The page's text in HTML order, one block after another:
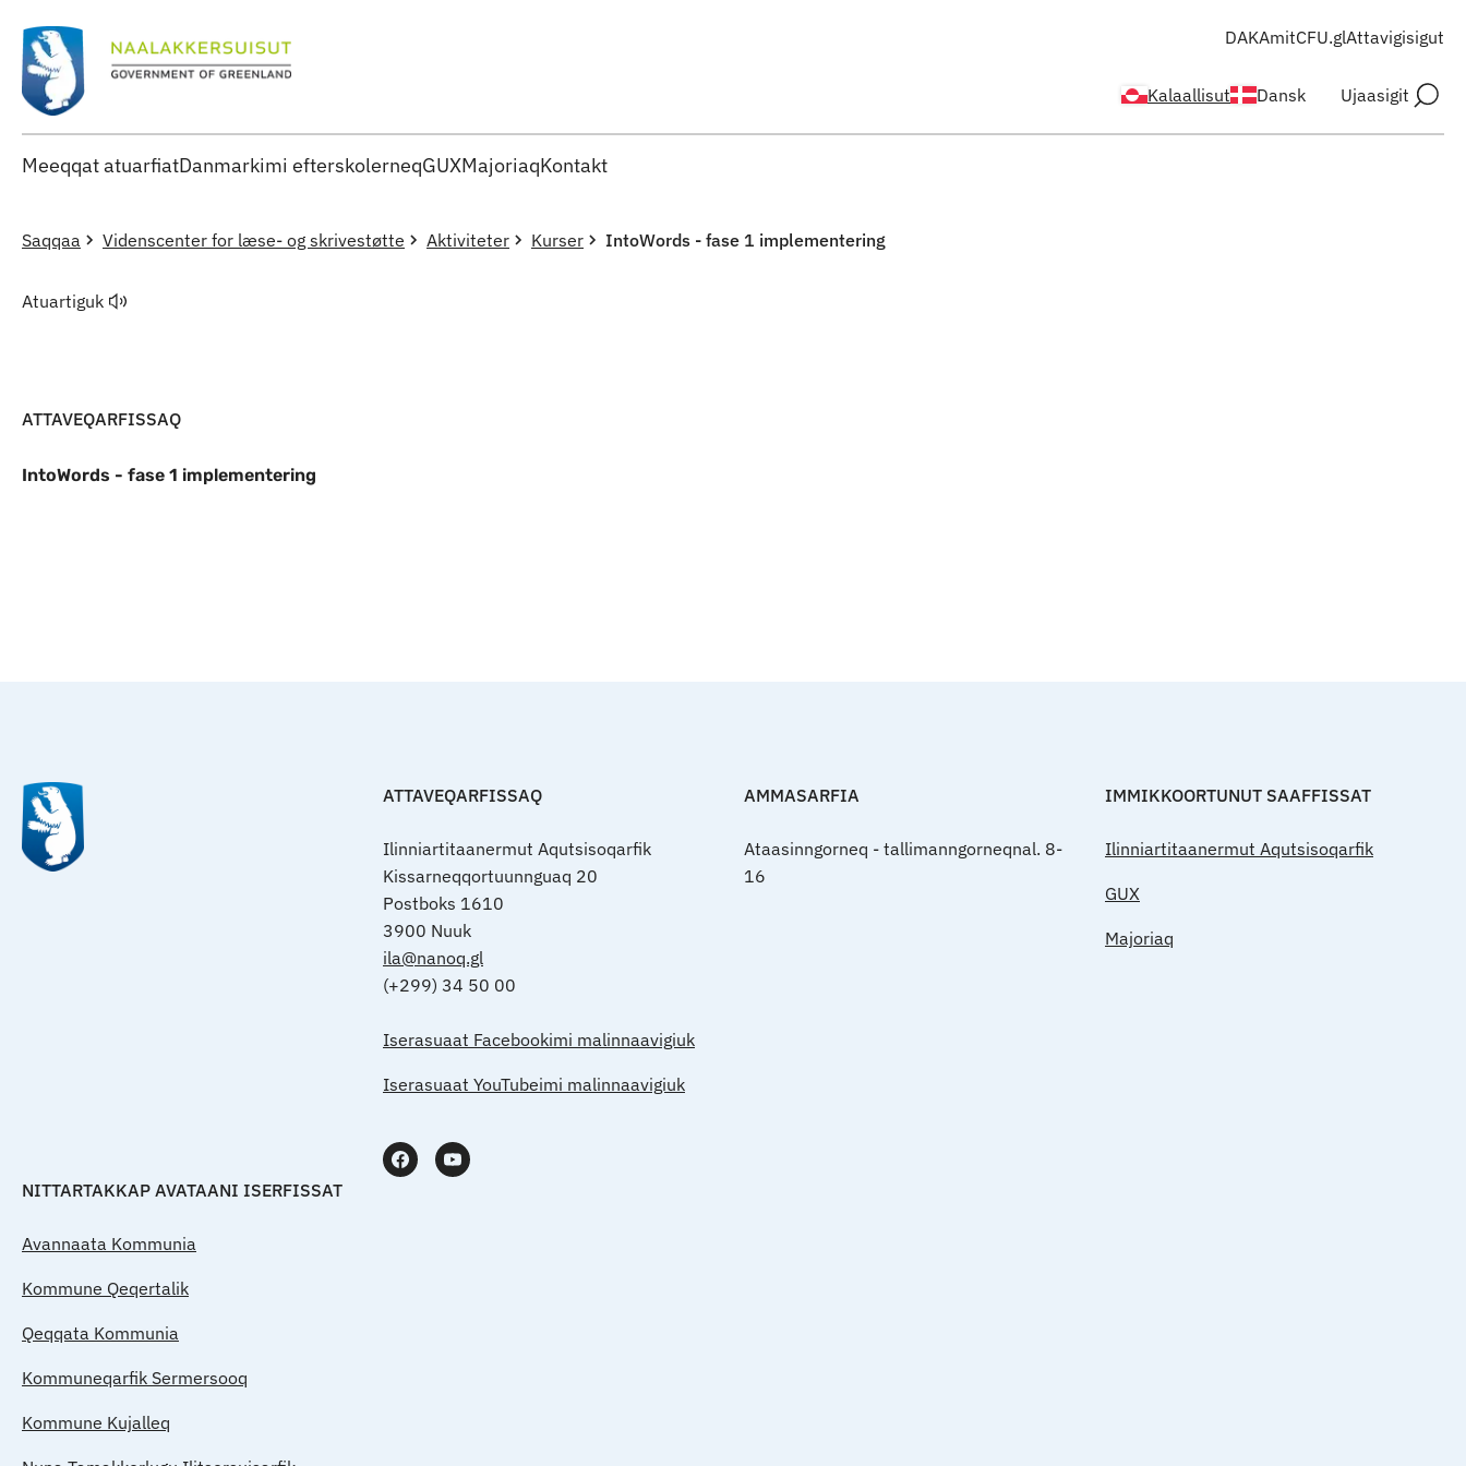
Kalaallisut Dansk Ujaasigit
DAKAmitCFU.glAttavigisigut
Meeqqat atuarfiatDanmarkimi efterskolerneqGUXMajoriaqKontakt
Saqqaa Videnscenter for læse- og skrivestøtte Aktiviteter Kurser IntoWords - fase 1 implementering
Atuartiguk
ATTAVEQARFISSAQ
IntoWords - fase 1 implementering
ATTAVEQARFISSAQ
Ilinniartitaanermut Aqutsisoqarfik
Kissarneqqortuunnguaq 20
Postboks 1610
3900 Nuuk
ila@nanoq.gl
(+299) 34 50 00
Iserasuaat Facebookimi malinnaavigiuk
Iserasuaat YouTubeimi malinnaavigiuk
AMMASARFIA
Ataasinngorneq - tallimanngorneqnal. 8-
16
IMMIKKOORTUNUT SAAFFISSAT
Ilinniartitaanermut Aqutsisoqarfik
GUX
Majoriaq
NITTARTAKKAP AVATAANI ISERFISSAT
Avannaata Kommunia
Kommune Qeqertalik
Qeqqata Kommunia
Kommuneqarfik Sermersooq
Kommune Kujalleq